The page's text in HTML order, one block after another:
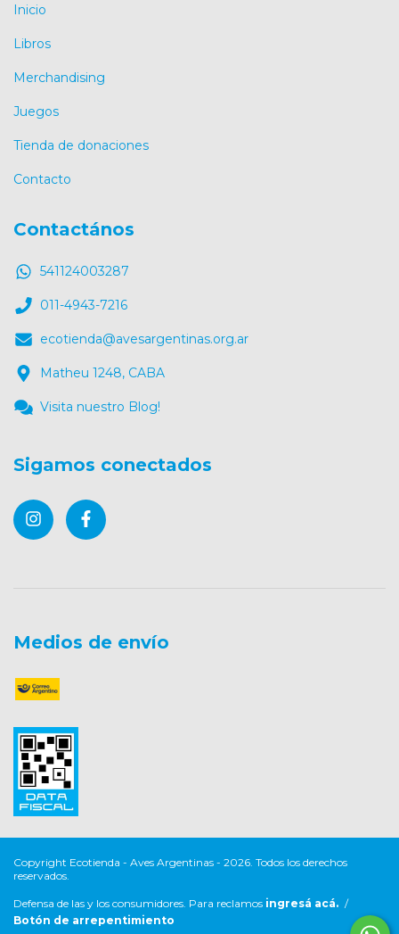
Inicio
Libros
Merchandising
Juegos
Tienda de donaciones
Contacto
Contactános
541124003287
011-4943-7216
ecotienda@avesargentinas.org.ar
Matheu 1248, CABA
Visita nuestro Blog!
Sigamos conectados
Medios de envío
Copyright Ecotienda - Aves Argentinas - 2026. Todos los derechos
reservados.
Defensa de las y los consumidores. Para reclamos ingresá acá. /
Botón de arrepentimiento